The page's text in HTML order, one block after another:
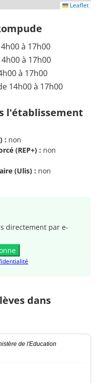
Leaflet
à 17h00
à 17h00
à 17h00
14h00 à 17h00
l'établissement
: non
(REP+) : non
(Ulis) : non
directement par e-
dans
de l'Education